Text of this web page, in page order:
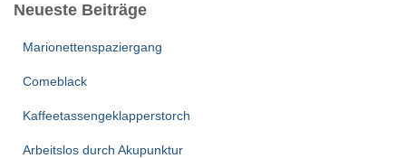
Neueste Beiträge
Marionettenspaziergang
Comeblack
Kaffeetassengeklapperstorch
Arbeitslos durch Akupunktur